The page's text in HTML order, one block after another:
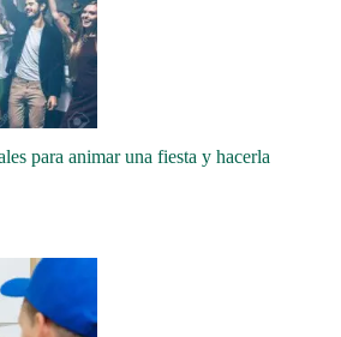
para animar una fiesta y hacerla